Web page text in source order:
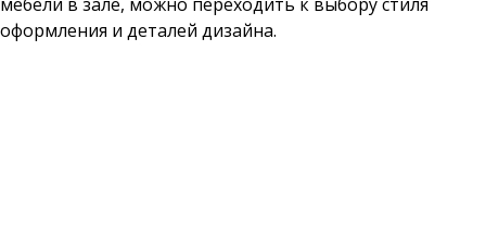
оформления и деталей дизайна.